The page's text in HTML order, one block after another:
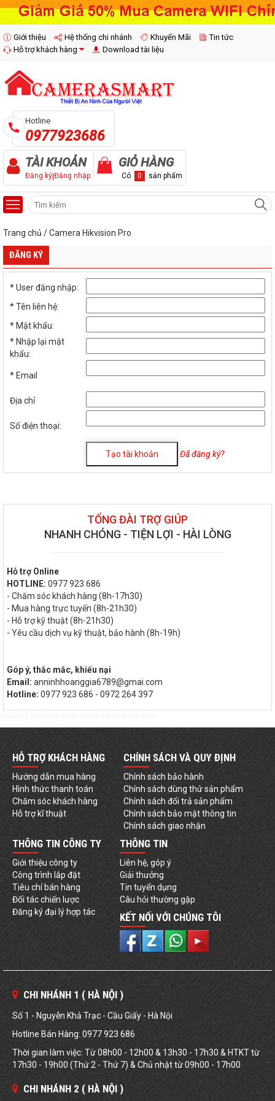
Giới thiệu Hệ thống chi nhánh Khuyến Mãi
Tin tức
Hỗ trợ khách hàng
Download tài liệu
Hotline
0977923686
TÀI KHOẢN
Đăng ký|Đăng nhập
GIỎ HÀNG
Có 0 sản phẩm
Trang chủ /Camera Hikvision Pro
ĐĂNG KÝ
*User đăng nhập:
*Tên liên hệ:
* Mật khẩu:
* Nhập lại mật
khẩu:
* Email
Địa chỉ
Số điện thoại:
Đã đăng ký?
TỔNG ĐÀI TRỢ GIÚP
NHANH CHÓNG - TIỆN LỢI - HÀI LÒNG
Hỗ trợ Online
HOTLINE: 0977 923 686
- Chăm sóc khách hàng (8h-17h30)
- Mua hàng trực tuyến (8h-21h30)
- Hỗ trợ kỹ thuật (8h-21h30)
- Yêu cầu dịch vụ kỹ thuật, bảo hành (8h-19h)
Góp ý, thắc mắc, khiếu nại
Email: anninhhoanggia6789@gmai.com
Hotline: 0977 923 686 - 0972 264 397
HỖ TRỢ KHÁCH HÀNG
Hướng dẫn mua hàng
Hình thức thanh toán
Chăm sóc khách hàng
Hỗ trợ kĩ thuật
CHÍNH SÁCH VÀ QUY ĐỊNH
Chính sách bảo hành
Chính sách dùng thử sản phẩm
Chính sách đổi trả sản phẩm
Chính sách bảo mật thông tin
Chính sách giao nhận
THÔNG TIN CÔNG TY
Giới thiệu công ty
Công trình lắp đặt
Tiêu chí bán hàng
Đối tác chiến lược
Đăng ký đại lý hợp tác
THÔNG TIN
Liên hệ, góp ý
Giải thưởng
Tin tuyển dụng
Câu hỏi thường gặp
KẾT NỐI VỚI CHÚNG TÔI
CHI NHÁNH 1 ( HÀ NỘI )
Số 1 - Nguyễn Khả Trạc - Cầu Giấy - Hà Nội
Hotline Bán Hàng: 0977 923 686
Thời gian làm việc: Từ 08h00 - 12h00 & 13h30 - 17h30 & HTKT từ
17h30 - 19h00 (Thứ 2 - Thứ 7) & Chủ nhật từ 09h00 - 17h00
CHI NHÁNH 2 ( HÀ NỘI )